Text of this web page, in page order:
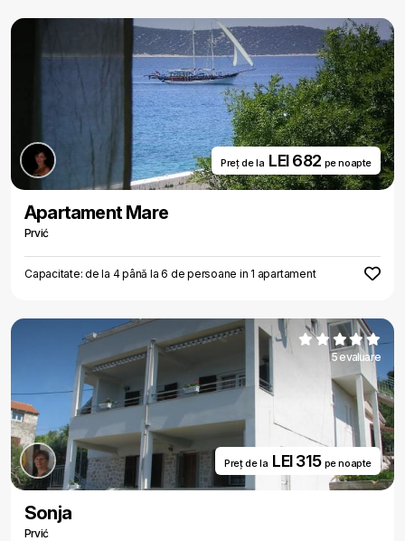
Preț de la LEI 682 pe noapte
Apartament Mare
Prvić
Capacitate: de la 4 până la 6 de persoane in 1 apartament
5 evaluare
Preț de la LEI 315 pe noapte
Sonja
Prvić